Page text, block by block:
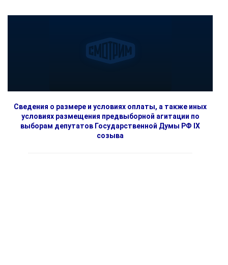
Сведения о размере и условиях оплаты, а также иных
условиях размещения предвыборной агитации по
выборам депутатов Государственной Думы РФ IX
созыва